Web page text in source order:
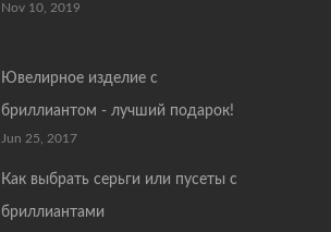
Nov 10, 2019
Ювелирное изделие с
бриллиантом - лучший подарок!
Jun 25, 2017
Как выбрать серьги или пусеты с
бриллиантами